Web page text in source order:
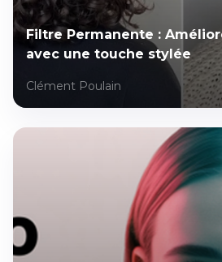
Filtre Permanente :
avec une touche stylée
Clément Poulain